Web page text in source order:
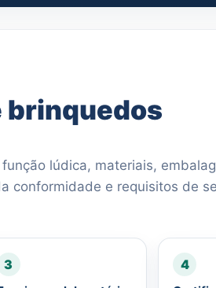
brinquedos
lúdica, materiais,
conformidade e requisitos de
3 4